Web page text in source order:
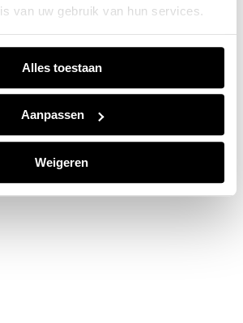
van uw gebruik van hun services.
Alles toestaan
Aanpassen
Weigeren